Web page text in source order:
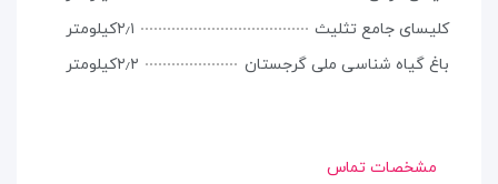
کلیسای جامع تثلیث
۲٫۱کیلومتر
باغ گیاه شناسی ملی گرجستان
۲٫۲کیلومتر
مشخصات تماس